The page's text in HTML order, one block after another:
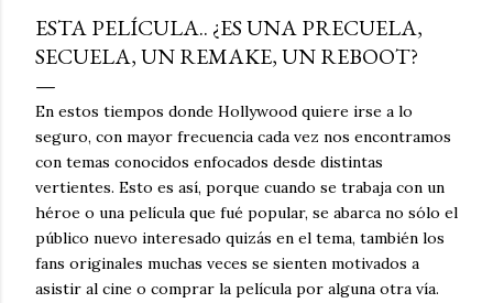
ESTA PELÍCULA.. ¿ES UNA PRECUELA,
SECUELA, UN REMAKE, UN REBOOT?
En estos tiempos donde Hollywood quiere irse a lo
seguro, con mayor frecuencia cada vez nos encontramos
con temas conocidos enfocados desde distintas
vertientes. Esto es así, porque cuando se trabaja con un
héroe o una película que fué popular, se abarca no sólo el
público nuevo interesado quizás en el tema, también los
fans originales muchas veces se sienten motivados a
asistir al cine o comprar la película por alguna otra vía.